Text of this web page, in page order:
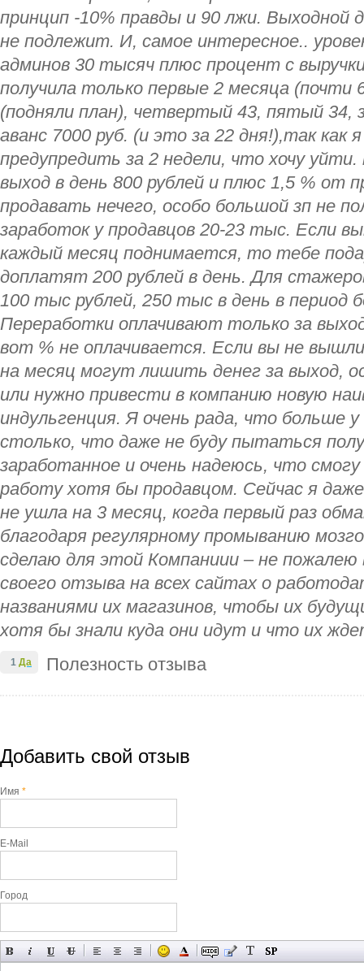
принцип -10% правды и 90 лжи. Выходной
не подлежит. И, самое интересное..
админов 30 тысяч плюс процент с
получила только первые 2 месяца
(подняли план), четвертый 43, пятый 34,
аванс 7000 руб. (и это за 22 дня!),так как
предупредить за 2 недели, что хочу
выход в день 800 рублей и плюс 1,5 % от
продавать нечего, особо большой зп не
заработок у продавцов 20-23 тыс. Если
каждый месяц поднимается, то тебе
доплатят 200 рублей в день. Для
100 тыс рублей, 250 тыс в день в период
Переработки оплачивают только за
вот % не оплачивается. Если вы не
на месяц могут лишить денег за выход,
или нужно привести в компанию новую
индульгенция. Я очень рада, что больше
столько, что даже не буду пытаться
заработанное и очень надеюсь, что
работу хотя бы продавцом. Сейчас я
не ушла на 3 месяц, когда первый раз
благодаря регулярному промыванию
сделаю для этой Компаниии – не
своего отзыва на всех сайтах о
названиями их магазинов, чтобы их
хотя бы знали куда они идут и что их
Полезность отзыва
1 Да
Добавить свой отзыв
Имя *
E-Mail
Город